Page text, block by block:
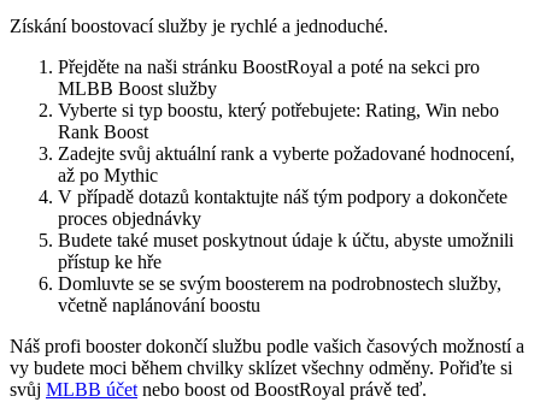
Získání boostovací služby je rychlé a jednoduché.
Přejděte na naši stránku BoostRoyal a poté na sekci pro
MLBB Boost služby
Vyberte si typ boostu, který potřebujete: Rating, Win nebo
Rank Boost
Zadejte svůj aktuální rank a vyberte požadované hodnocení,
až po Mythic
V případě dotazů kontaktujte náš tým podpory a dokončete
proces objednávky
Budete také muset poskytnout údaje k účtu, abyste umožnili
přístup ke hře
Domluvte se se svým boosterem na podrobnostech služby,
včetně naplánování boostu
Náš profi booster dokončí službu podle vašich časových možností a
vy budete moci během chvilky sklízet všechny odměny. Pořiďte si
svůj MLBB účet nebo boost od BoostRoyal právě teď.